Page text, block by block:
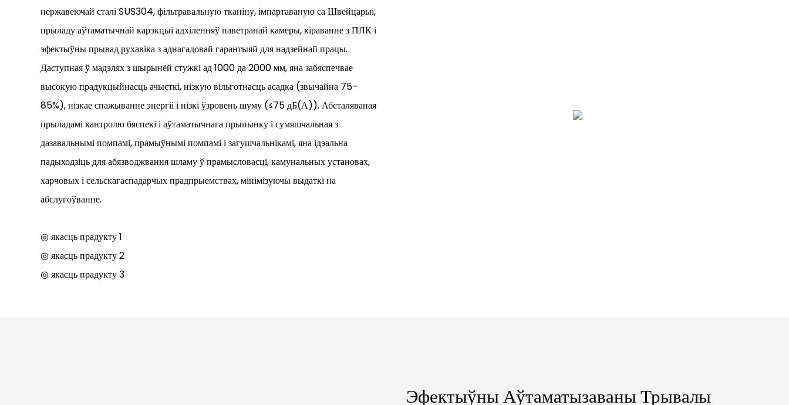
нержавеючай сталі SUS304, фільтравальную тканіну, імпартаваную са Швейцарыі,
прыладу аўтаматычнай карэкцыі адхіленняў паветранай камеры, кіраванне з ПЛК і
эфектыўны прывад рухавіка з аднагадовай гарантыяй для надзейнай працы.
Даступная ў мадэлях з шырынёй стужкі ад 1000 да 2000 мм, яна забяспечвае
высокую прадукцыйнасць ачысткі, нізкую вільготнасць асадка (звычайна 75–
85%), нізкае спажыванне энергіі і нізкі ўзровень шуму (≤75 дБ(А)). Абсталяваная
прыладамі кантролю бяспекі і аўтаматычнага прыпынку і сумяшчальная з
дазавальнымі помпамі, прамыўнымі помпамі і загушчальнікамі, яна ідэальна
падыходзіць для абязводжвання шламу ў прамысловасці, камунальных установах,
харчовых і сельскагаспадарчых прадпрыемствах, мінімізуючы выдаткі на
абслугоўванне.
◎ якасць прадукту 1
◎ якасць прадукту 2
◎ якасць прадукту 3
Эфектыўны Аўтаматызаваны Трывалы